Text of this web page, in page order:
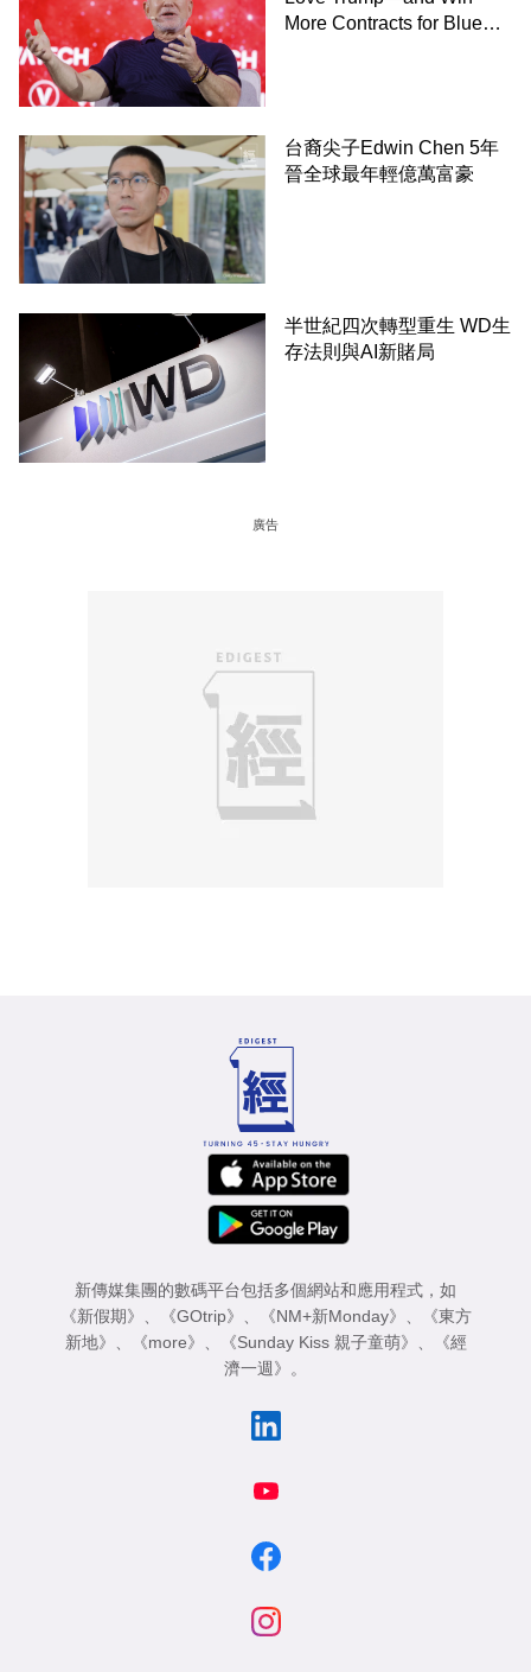
More Contracts for Blue
台裔尖子Edwin Chen 5年
晉全球最年輕億萬富豪
半世紀四次轉型重生 WD生
存法則與AI新賭局
廣告
新傳媒集團的數碼平台包括多個網站和應用程式，如
《新假期》
《GOtrip》 《NM+新Monday》
《東方
新地》
《more》 《Sunday Kiss 親子童萌》
《經
濟一週》
。